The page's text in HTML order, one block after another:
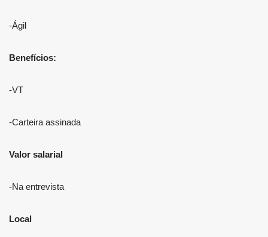
-Ágil
Benefícios:
-VT
-Carteira assinada
Valor salarial
-Na entrevista
Local